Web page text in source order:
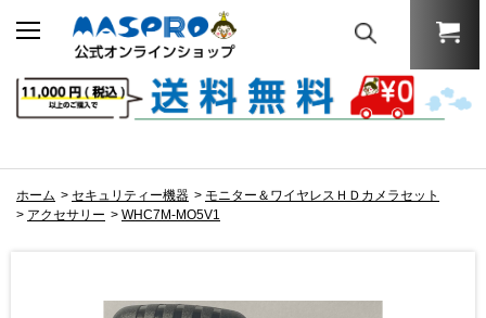
ホーム > セキュリティー機器 > モニター＆ワイヤレスＨＤカメラセット
> アクセサリー > WHC7M-MO5V1